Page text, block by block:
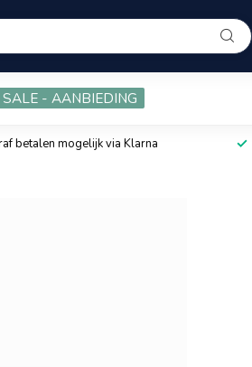
SALE - AANBIEDING
betalen mogelijk via Klarna